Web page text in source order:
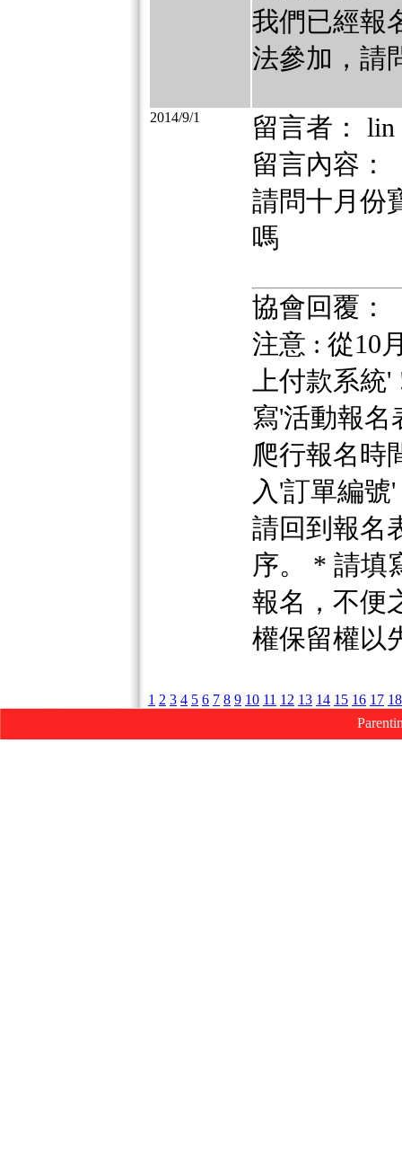
我們已經報
法參加，請
2014/9/1
留言者： lin
留言內容：
請問十月份
嗎
協會回覆：
注意 : 從10
上付款系
寫'活動報名
爬行報名時
入'訂單編
請回到報名
序。 * 請填
報名，不便
權保留權以
1 2 3 4 5 6 7 8 9 10 11 12 13 14 15 16 17 18